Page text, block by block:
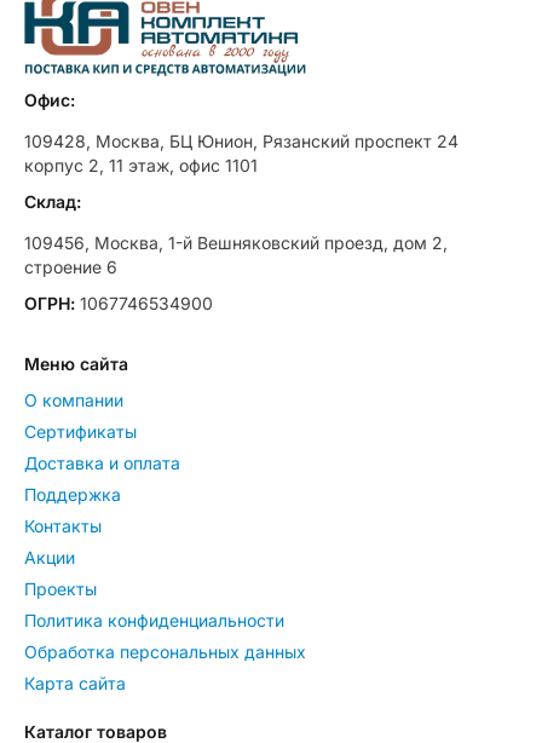
Офис:
109428, Москва, БЦ Юнион, Рязанский проспект 24
корпус 2, 11 этаж, офис 1101
Склад:
109456, Москва, 1-й Вешняковский проезд, дом 2,
строение 6
ОГРН: 1067746534900
Меню сайта
О компании
Сертификаты
Доставка и оплата
Поддержка
Контакты
Акции
Проекты
Политика конфиденциальности
Обработка персональных данных
Карта сайта
Каталог товаров